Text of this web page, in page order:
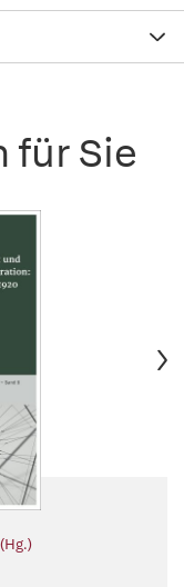
für Sie